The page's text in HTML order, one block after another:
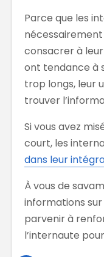
Parce que les
consacrer à
ont tendance à
trop longs, leur
trouver
Si vous avez
court, les
dans leur
À vous de
informations
parvenir à
l’internaute